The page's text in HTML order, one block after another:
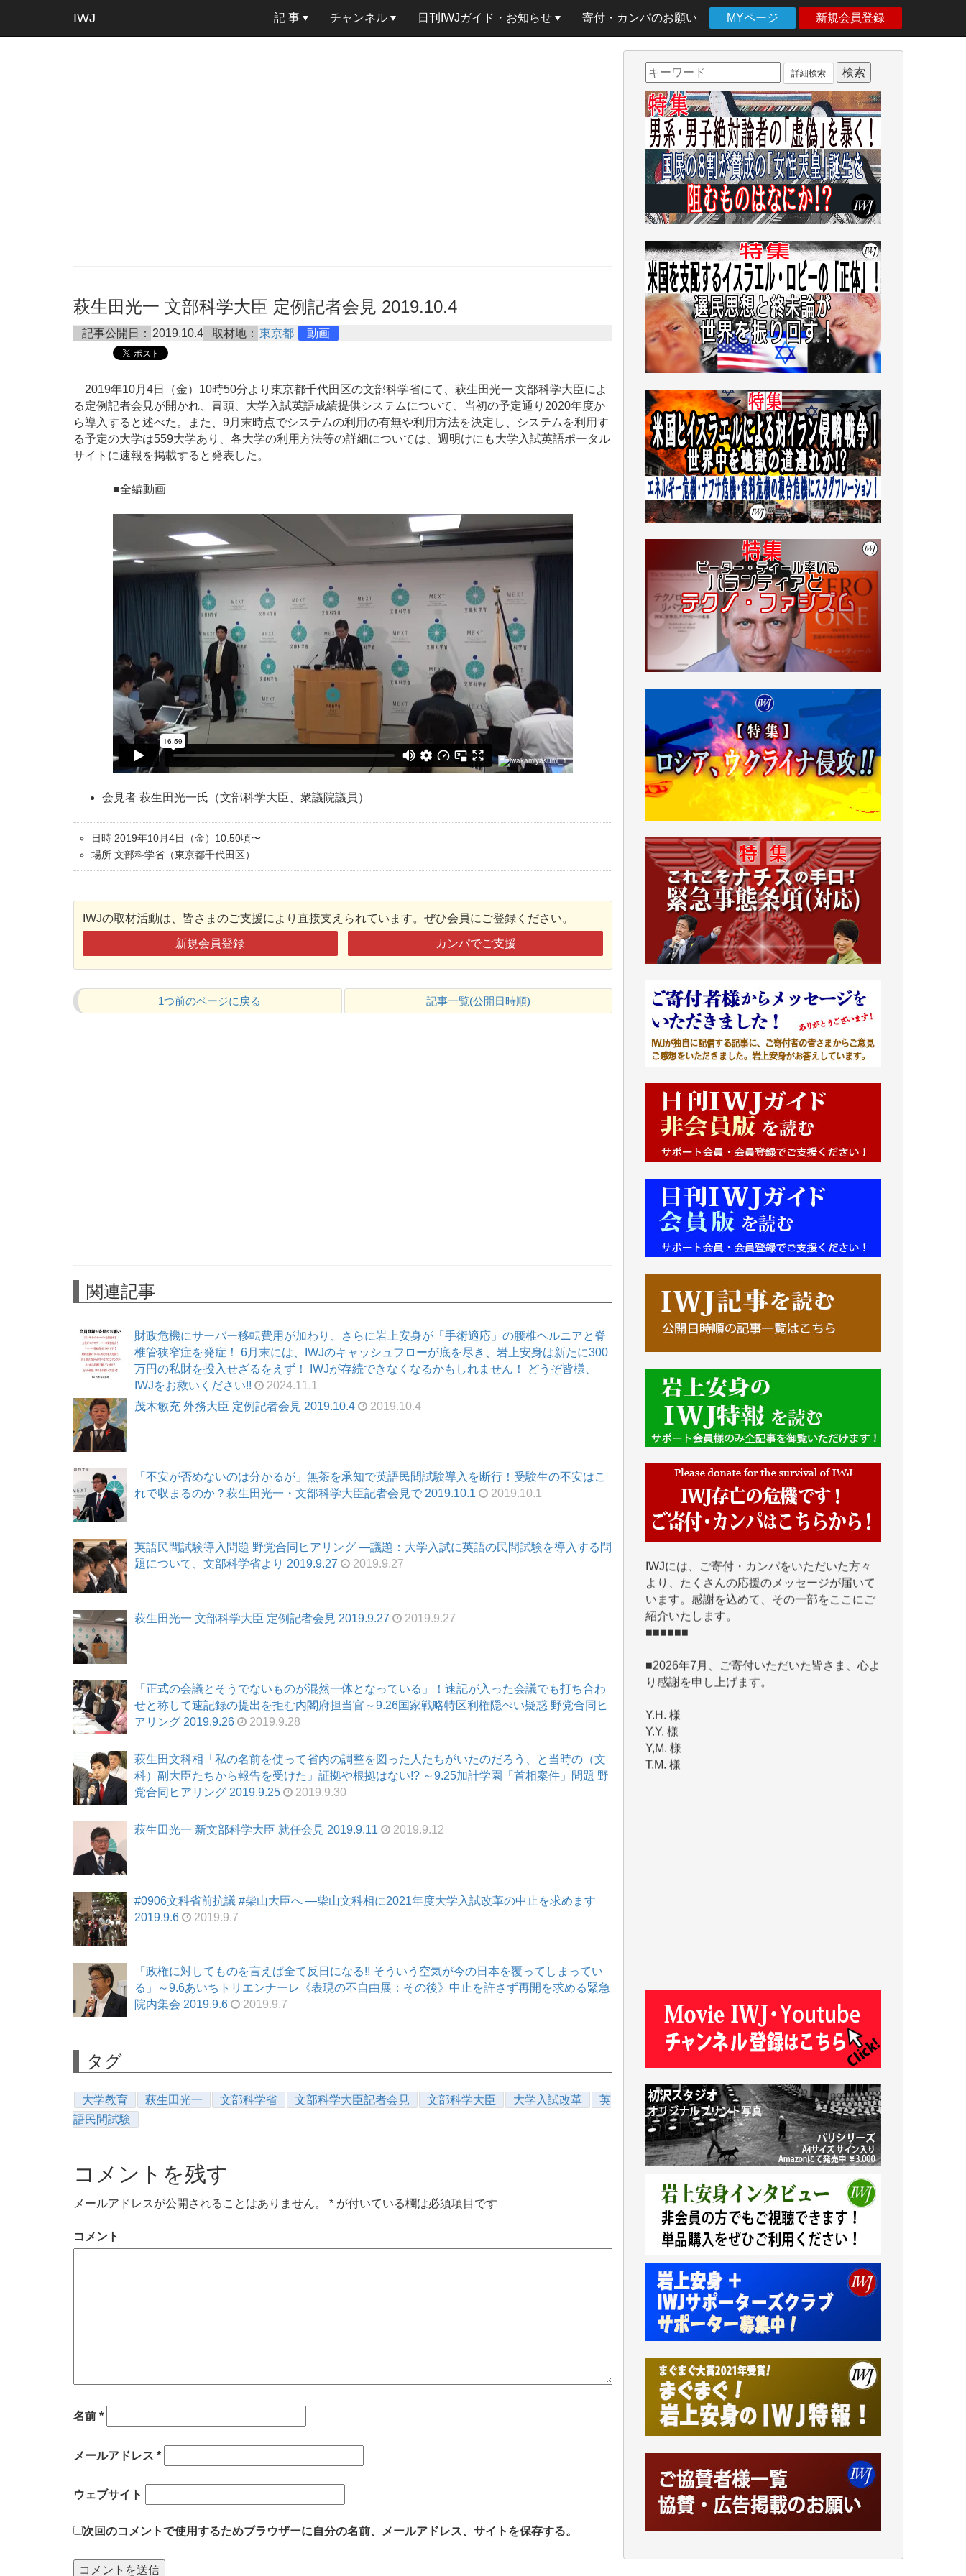
IWJ 記 事 チャンネル 日刊IWJガイド・お知らせ 寄付・カンパのお願い MYページ 新規会員登録
萩生田光一 文部科学大臣 定例記者会見 2019.10.4
記事公開日： 2019.10.4 取材地： 東京都 動画
2019年10月4日（金）10時50分より東京都千代田区の文部科学省にて、萩生田光一 文部科学大臣によ
る定例記者会見が開かれ、冒頭、大学入試英語成績提供システムについて、当初の予定通り2020年度か
ら導入すると述べた。また、9月末時点でシステムの利用の有無や利用方法を決定し、システムを利用す
る予定の大学は559大学あり、各大学の利用方法等の詳細については、週明けにも大学入試英語ポータル
サイトに速報を掲載すると発表した。
■全編動画
会見者 萩生田光一氏（文部科学大臣、衆議院議員）
日時 2019年10月4日（金）10:50頃〜
場所 文部科学省（東京都千代田区）
IWJの取材活動は、皆さまのご支援により直接支えられています。ぜひ会員にご登録ください。
新規会員登録 カンパでご支援
1つ前のページに戻る 記事一覧(公開日時順)
関連記事
財政危機にサーバー移転費用が加わり、さらに岩上安身が「手術適応」の腰椎ヘルニアと脊
椎管狭窄症を発症！ 6月末には、IWJのキャッシュフローが底を尽き、岩上安身は新たに300
万円の私財を投入せざるをえず！ IWJが存続できなくなるかもしれません！ どうぞ皆様、
IWJをお救いください!!
2024.11.1
茂木敏充 外務大臣 定例記者会見 2019.10.4
2019.10.4
「不安が否めないのは分かるが」無茶を承知で英語民間試験導入を断行！受験生の不安はこ
れで収まるのか？萩生田光一・文部科学大臣記者会見で 2019.10.1
2019.10.1
英語民間試験導入問題 野党合同ヒアリング ―議題：大学入試に英語の民間試験を導入する問
題について、文部科学省より 2019.9.27
2019.9.27
萩生田光一 文部科学大臣 定例記者会見 2019.9.27 2019.9.27
「正式の会議とそうでないものが混然一体となっている」！速記が入った会議でも打ち合わ
せと称して速記録の提出を拒む内閣府担当官～9.26国家戦略特区利権隠ぺい疑惑 野党合同ヒ
アリング 2019.9.26
2019.9.28
萩生田文科相「私の名前を使って省内の調整を図った人たちがいたのだろう、と当時の（文
科）副大臣たちから報告を受けた」証拠や根拠はない!? ～9.25加計学園「首相案件」問題 野
党合同ヒアリング 2019.9.25
2019.9.30
萩生田光一 新文部科学大臣 就任会見 2019.9.11 2019.9.12
#0906文科省前抗議 #柴山大臣へ ―柴山文科相に2021年度大学入試改革の中止を求めます
2019.9.6
2019.9.7
「政権に対してものを言えば全て反日になる!! そういう空気が今の日本を覆ってしまってい
る」～9.6あいちトリエンナーレ《表現の不自由展：その後》中止を許さず再開を求める緊急
院内集会 2019.9.6
2019.9.7
タグ
大学教育 萩生田光一 文部科学省 文部科学大臣記者会見 文部科学大臣 大学入試改革
英
語民間試験
コメントを残す
メールアドレスが公開されることはありません。 * が付いている欄は必須項目です
コメント
名前 *
メールアドレス *
ウェブサイト
次回のコメントで使用するためブラウザーに自分の名前、メールアドレス、サイトを保存する。
詳細検索
■■■■■■
IWJには、ご寄付・カンパをいただいた方々
います。感謝を込めて、その一部をここにご
紹介いたします。
■■■■■■
■2026年7月、ご寄付いただいた皆さま、心よ
Y.H. 様
Y,M. 様
T.M. 様
マツモト ヤスアキ 様
マシオン 恵美香 様
ASAKO TAKAESU 様
マシオン恵美香 様
平野智生 様
徳山匡 様
金 盛起 様
塩川 晃平 様
松本益美 様
井出 隆太 様
岩井祐子 様
藤田英之 様
藤岡比左志 様
井出 隆太 様
小池説夫 様
アオキカナメ 様
諸般の事情によりIWJ会費払えず今は非会員
です。市民側に立つ講演会にIWJのカメラマ
ンをよく拝見しております。コンテンツが失
われるのはあまりにもったいない。少しでも
お役立てください。（H.O.様）
今日、僅かですがカンパしました。（T.M.
様）
今日、僅かですがカンパしました。IWJの危
機を乗り切るには到底及ばない額ですが病気
の妻を抱えている私にとっては精一杯のカン
パです。
ューは大袈裟ではなく、極めて重要な知的財